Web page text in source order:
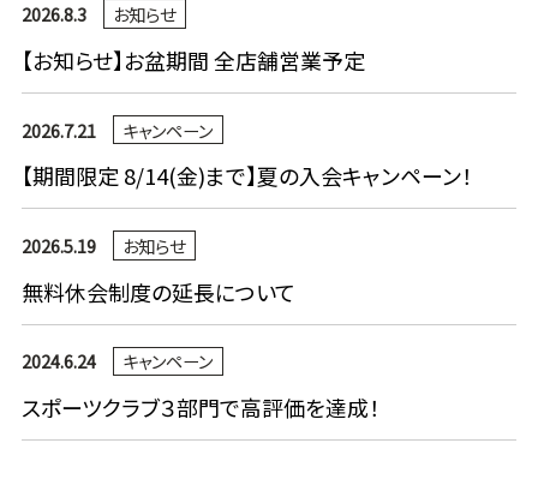
【お知らせ】お盆期間 全店舗営業予定
2026.8.3 お知らせ
【期間限定 8/14(金)まで】夏の入会キャンペーン！
2026.7.21 キャンペーン
無料休会制度の延長について
2026.5.19 お知らせ
スポーツクラブ３部門で高評価を達成！
2024.6.24 キャンペーン